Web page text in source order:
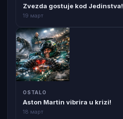
Zvezda gostuje kod Jedinstva!
19 март
OSTALO
Aston Martin vibrira u krizi!
18 март